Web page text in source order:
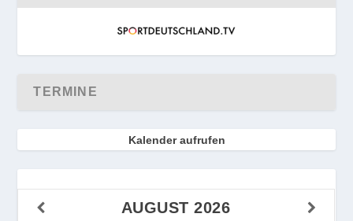
TERMINE
Kalender aufrufen
AUGUST 2026